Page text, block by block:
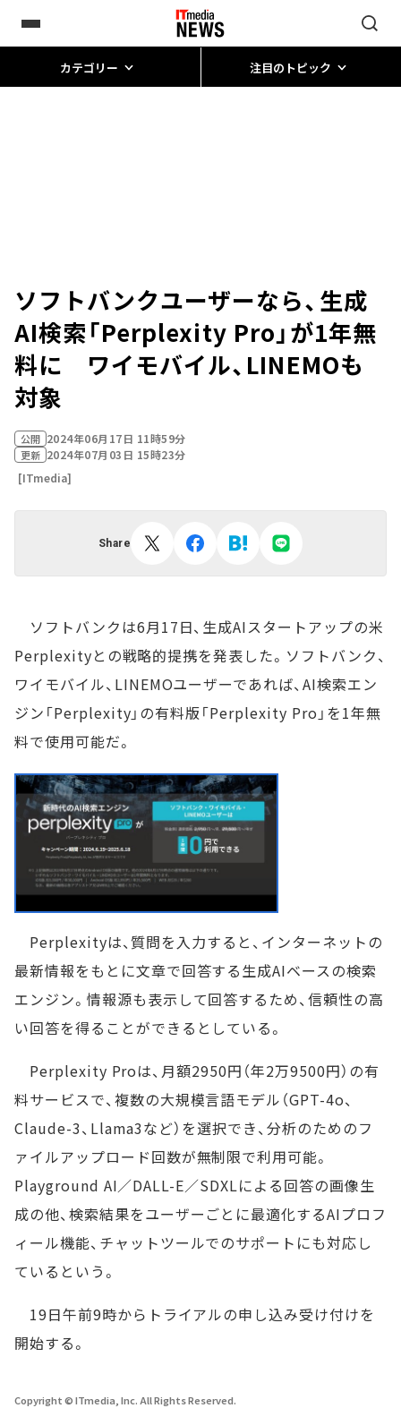
カテゴリー 注目のトピック
ソフトバンクユーザーなら、生成
AI検索「Perplexity Pro」が1年無
料に ワイモバイル、LINEMOも
対象
公開 2024年06月17日 11時59分
更新 2024年07月03日 15時23分
[ITmedia]
Share
ソフトバンクは6月17日、生成AIスタートアップの米
Perplexityとの戦略的提携を発表した。ソフトバンク、
ワイモバイル、LINEMOユーザーであれば、AI検索エン
ジン「Perplexity」の有料版「Perplexity Pro」を1年無
料で使用可能だ。
Perplexityは、質問を入力すると、インターネットの
最新情報をもとに文章で回答する生成AIベースの検索
エンジン。情報源も表示して回答するため、信頼性の高
い回答を得ることができるとしている。
Perplexity Proは、月額2950円（年2万9500円）の有
料サービスで、複数の大規模言語モデル（GPT-4o、
Claude-3、Llama3など）を選択でき、分析のためのフ
ァイルアップロード回数が無制限で利用可能。
Playground AI／DALL-E／SDXLによる回答の画像生
成の他、検索結果をユーザーごとに最適化するAIプロフ
ィール機能、チャットツールでのサポートにも対応し
ているという。
19日午前9時からトライアルの申し込み受け付けを
開始する。
Copyright © ITmedia, Inc. All Rights Reserved.